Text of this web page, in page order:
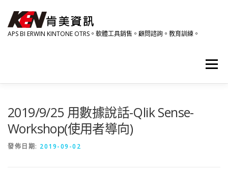
APS BI ERWIN KINTONE OTRS。軟體工具銷售。顧問諮詢。教育訓練。
選單
2019/9/25 用數據說話-Qlik Sense-
Workshop(使用者導向)
發佈日期: 2019-09-02